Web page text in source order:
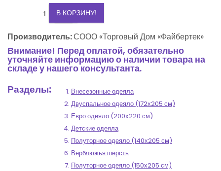
1
0
-1
+-
В КОРЗИНУ!
Производитель:СООО «Торговый Дом «Файбертек»
Внимание! Перед оплатой, обязательно
уточняйте информацию о наличии товара на
складе у нашего консультанта.
Разделы:
Внесезонные одеяла
Двуспальное одеяло (172х205 см)
Евро одеяло (200х220 см)
Детские одеяла
Полуторное одеяло (140х205 см)
Верблюжья шерсть
Полуторное одеяло (150х205 см)